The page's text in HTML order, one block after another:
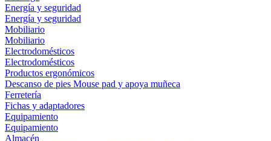
Energía y seguridad
Energía y seguridad
Mobiliario
Mobiliario
Electrodomésticos
Electrodomésticos
Productos ergonómicos
Descanso de pies Mouse pad y apoya muñeca
Ferretería
Fichas y adaptadores
Equipamiento
Equipamiento
Almacén